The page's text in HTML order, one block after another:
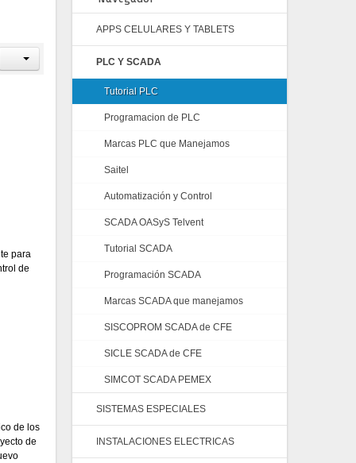
para
de
de los
de
APPS CELULARES Y TABLETS
PLC Y SCADA
Tutorial PLC
Programacion de PLC
Marcas PLC que Manejamos
Saitel
Automatización y Control
SCADA OASyS Telvent
Tutorial SCADA
Programación SCADA
Marcas SCADA que manejamos
SISCOPROM SCADA de CFE
SICLE SCADA de CFE
SIMCOT SCADA PEMEX
SISTEMAS ESPECIALES
INSTALACIONES ELECTRICAS